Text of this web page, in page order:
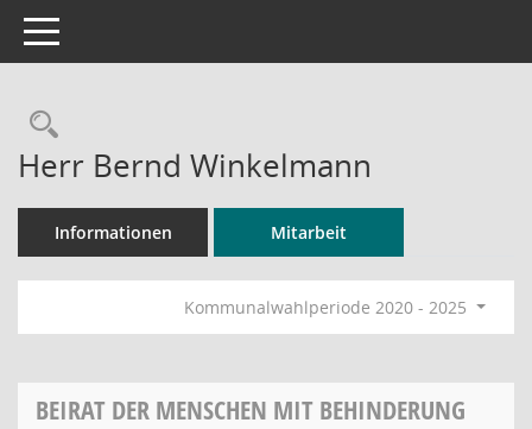
Toggle navigation
Rechercheauswahl
Herr Bernd Winkelmann
Informationen Mitarbeit
Kommunalwahlperiode 2020 - 2025
BEIRAT DER MENSCHEN MIT BEHINDERUNG